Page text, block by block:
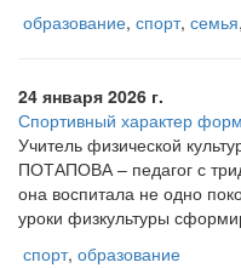
образование, спорт, семья,
24 января 2026 г.
Спортивный характер
Учитель физической
ПОТАПОВА – педагог с
она воспитала не одно
уроки физкультуры
спорт, образование